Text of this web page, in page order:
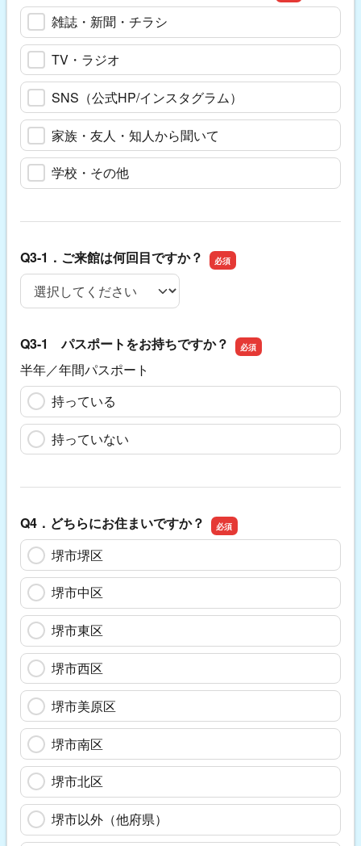
雑誌・新聞・チラシ
TV・ラジオ
SNS（公式HP/インスタグラム）
家族・友人・知人から聞いて
学校・その他
Q3-1．ご来館は何回目ですか？
Q3-1．ご来館は何回目ですか？
Q3-1 パスポートをお持ちですか？
半年／年間パスポート
持っている
持っていない
Q4．どちらにお住まいですか？
堺市堺区
堺市中区
堺市東区
堺市西区
堺市美原区
堺市南区
堺市北区
堺市以外（他府県）